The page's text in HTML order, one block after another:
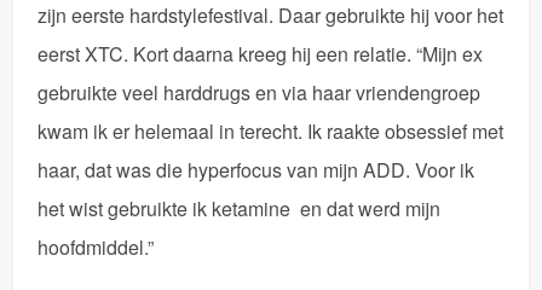
zijn eerste hardstylefestival. Daar gebruikte hij voor het
eerst XTC. Kort daarna kreeg hij een relatie. “Mijn ex
gebruikte veel harddrugs en via haar vriendengroep
kwam ik er helemaal in terecht. Ik raakte obsessief met
haar, dat was die hyperfocus van mijn ADD. Voor ik
het wist gebruikte ik ketamine en dat werd mijn
hoofdmiddel.”